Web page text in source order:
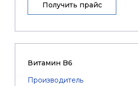
Получить прайс
Витамин B6
Производитель